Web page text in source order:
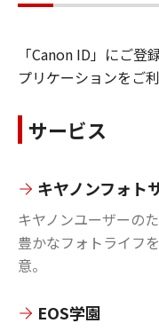
「Canon ID」にご
プリケーションをご
サービス
キヤノンフォト
キヤノンユーザーの
豊かなフォトライフ
意。
EOS学園